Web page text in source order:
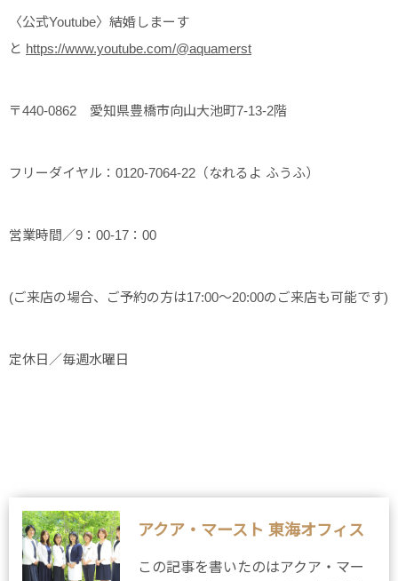
〈公式Youtube〉結婚しまーす
と https://www.youtube.com/@aquamerst
〒440-0862 愛知県豊橋市向山大池町7-13-2階
フリーダイヤル：0120-7064-22（なれるよ ふうふ）
営業時間／9：00-17：00
(ご来店の場合、ご予約の方は17:00～20:00のご来店も可能です)
定休日／毎週水曜日
アクア・マースト 東海オフィス
この記事を書いたのはアクア・マー